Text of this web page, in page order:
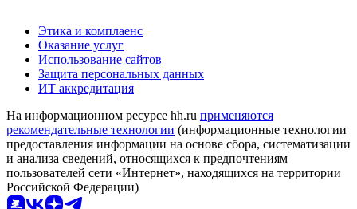
Этика и комплаенс
Оказание услуг
Использование сайтов
Защита персональных данных
ИТ аккредитация
На информационном ресурсе hh.ru применяются
рекомендательные технологии (информационные технологии
предоставления информации на основе сбора, систематизации
и анализа сведений, относящихся к предпочтениям
пользователей сети «Интернет», находящихся на территории
Российской Федерации)